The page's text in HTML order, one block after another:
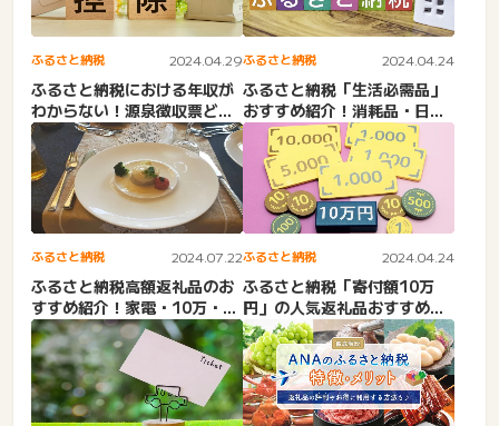
ふるさと納税 2024.04.29
ふるさと納税における年収が
わからない！源泉徴収票どこ
を見る？
ふるさと納税 2024.04.24
ふるさと納税「生活必需品」
おすすめ紹介！消耗品・日用
品・節約など
ふるさと納税 2024.07.22
ふるさと納税高額返礼品のお
すすめ紹介！家電・10万・30
万・50万・100万・...
ふるさと納税 2024.04.24
ふるさと納税「寄付額10万
円」の人気返礼品おすすめ！
還元率高めはどれ？年収は
い...